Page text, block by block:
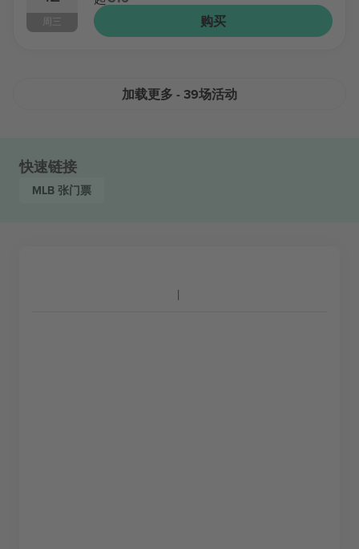
周三
购买
加载更多 - 39场活动
快速链接
MLB 张门票